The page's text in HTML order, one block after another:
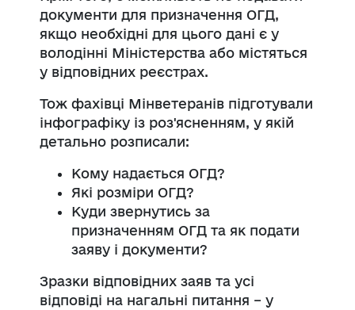
документи для призначення ОГД,
якщо необхідні для цього дані є у
володінні Міністерства або містяться
у відповідних реєстрах.
Тож фахівці Мінветеранів підготували
інфографіку із роз'ясненням, у якій
детально розписали:
Кому надається ОГД?
Які розміри ОГД?
Куди звернутись за
призначенням ОГД та як подати
заяву і документи?
Зразки відповідних заяв та усі
відповіді на нагальні питання – у